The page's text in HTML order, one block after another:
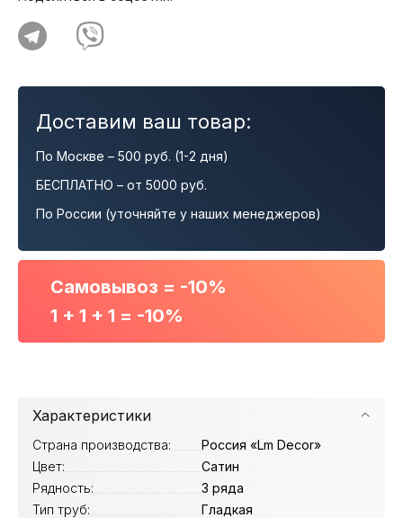
Доставим ваш товар:
По Москве – 500 руб. (1-2 дня)
БЕСПЛАТНО – от 5000 руб.
По России (уточняйте у наших менеджеров)
Самовывоз = -10%
1 + 1 + 1 = -10%
Характеристики
Страна производства:
Россия «Lm Decor»
Цвет:
Сатин
Рядность:
3 ряда
Тип труб:
Гладкая